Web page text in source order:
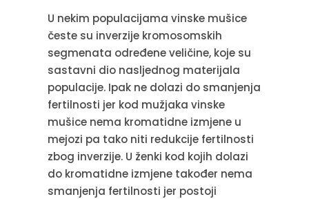
U nekim populacijama vinske mušice
česte su inverzije kromosomskih
segmenata određene veličine, koje su
sastavni dio nasljednog materijala
populacije. Ipak ne dolazi do smanjenja
fertilnosti jer kod mužjaka vinske
mušice nema kromatidne izmjene u
mejozi pa tako niti redukcije fertilnosti
zbog inverzije. U ženki kod kojih dolazi
do kromatidne izmjene također nema
smanjenja fertilnosti jer postoji